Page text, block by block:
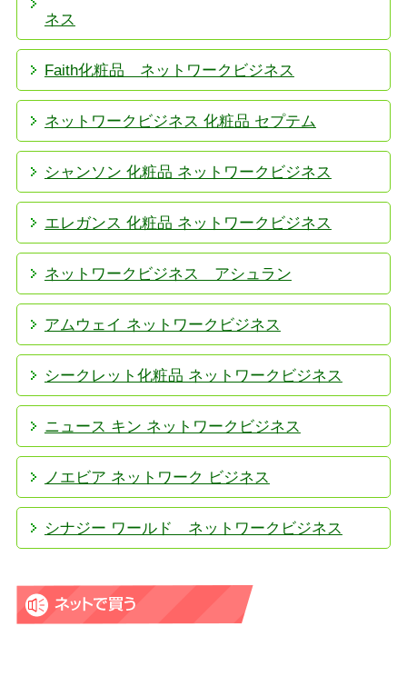
ネス
Faith化粧品 ネットワークビジネス
ネットワークビジネス 化粧品 セプテム
シャンソン 化粧品 ネットワークビジネス
エレガンス 化粧品 ネットワークビジネス
ネットワークビジネス アシュラン
アムウェイ ネットワークビジネス
シークレット化粧品 ネットワークビジネス
ニュース キン ネットワークビジネス
ノエビア ネットワーク ビジネス
シナジー ワールド ネットワークビジネス